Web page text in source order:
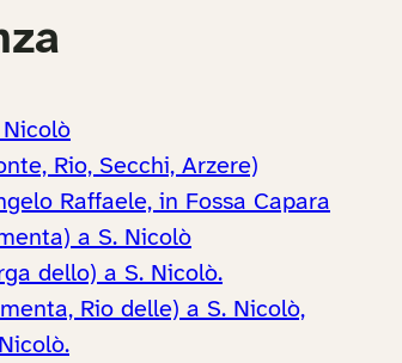
Rio, Secchi, Arzere)
Raffaele, in Fossa Capara
a S. Nicolò
dello) a S. Nicolò.
Rio delle) a S. Nicolò,